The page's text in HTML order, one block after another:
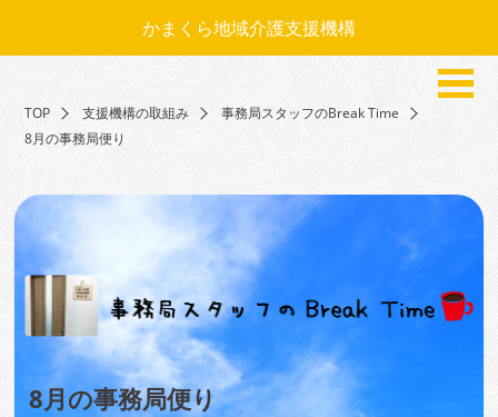
かまくら地域介護支援機構
TOP 支援機構の取組み
事務局スタッフのBreak Time
8月の事務局便り
8月の事務局便り